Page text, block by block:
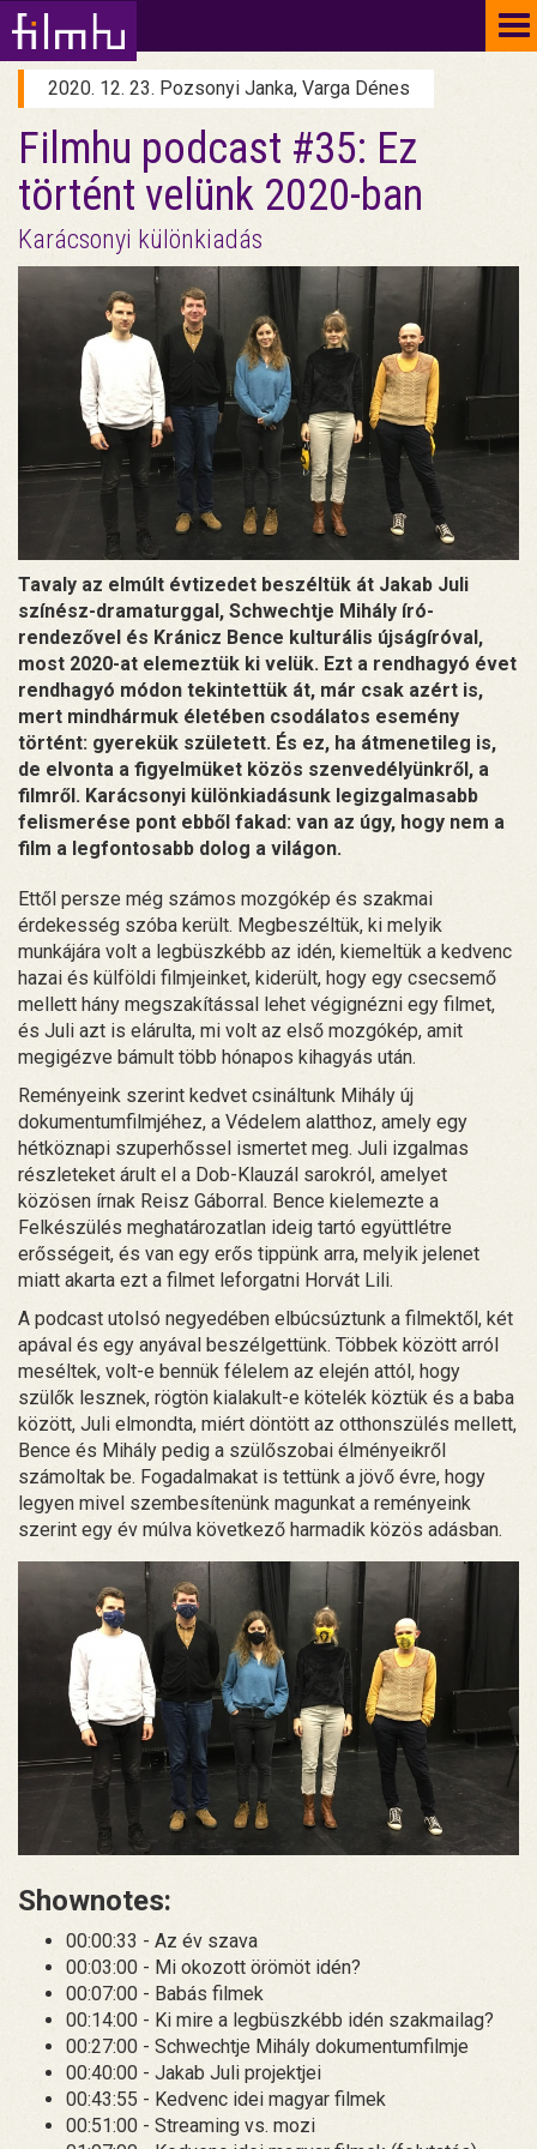
2020. 12. 23. Pozsonyi Janka, Varga Dénes
Filmhu podcast #35: Ez
történt velünk 2020-ban
Karácsonyi különkiadás
Tavaly az elmúlt évtizedet beszéltük át Jakab Juli
színész-dramaturggal, Schwechtje Mihály író-
rendezővel és Kránicz Bence kulturális újságíróval,
most 2020-at elemeztük ki velük. Ezt a rendhagyó évet
rendhagyó módon tekintettük át, már csak azért is,
mert mindhármuk életében csodálatos esemény
történt: gyerekük született. És ez, ha átmenetileg is,
de elvonta a figyelmüket közös szenvedélyünkről, a
filmről. Karácsonyi különkiadásunk legizgalmasabb
felismerése pont ebből fakad: van az úgy, hogy nem a
film a legfontosabb dolog a világon.
Ettől persze még számos mozgókép és szakmai
érdekesség szóba került. Megbeszéltük, ki melyik
munkájára volt a legbüszkébb az idén, kiemeltük a kedvenc
hazai és külföldi filmjeinket, kiderült, hogy egy csecsemő
mellett hány megszakítással lehet végignézni egy filmet,
és Juli azt is elárulta, mi volt az első mozgókép, amit
megigézve bámult több hónapos kihagyás után.
Reményeink szerint kedvet csináltunk Mihály új
dokumentumfilmjéhez, a Védelem alatthoz, amely egy
hétköznapi szuperhőssel ismertet meg. Juli izgalmas
részleteket árult el a Dob-Klauzál sarokról, amelyet
közösen írnak Reisz Gáborral. Bence kielemezte a
Felkészülés meghatározatlan ideig tartó együttlétre
erősségeit, és van egy erős tippünk arra, melyik jelenet
miatt akarta ezt a filmet leforgatni Horvát Lili.
A podcast utolsó negyedében elbúcsúztunk a filmektől, két
apával és egy anyával beszélgettünk. Többek között arról
meséltek, volt-e bennük félelem az elején attól, hogy
szülők lesznek, rögtön kialakult-e kötelék köztük és a baba
között, Juli elmondta, miért döntött az otthonszülés mellett,
Bence és Mihály pedig a szülőszobai élményeikről
számoltak be. Fogadalmakat is tettünk a jövő évre, hogy
legyen mivel szembesítenünk magunkat a reményeink
szerint egy év múlva következő harmadik közös adásban.
Shownotes:
00:00:33 - Az év szava
00:03:00 - Mi okozott örömöt idén?
00:07:00 - Babás filmek
00:14:00 - Ki mire a legbüszkébb idén szakmailag?
00:27:00 - Schwechtje Mihály dokumentumfilmje
00:40:00 - Jakab Juli projektjei
00:43:55 - Kedvenc idei magyar filmek
00:51:00 - Streaming vs. mozi